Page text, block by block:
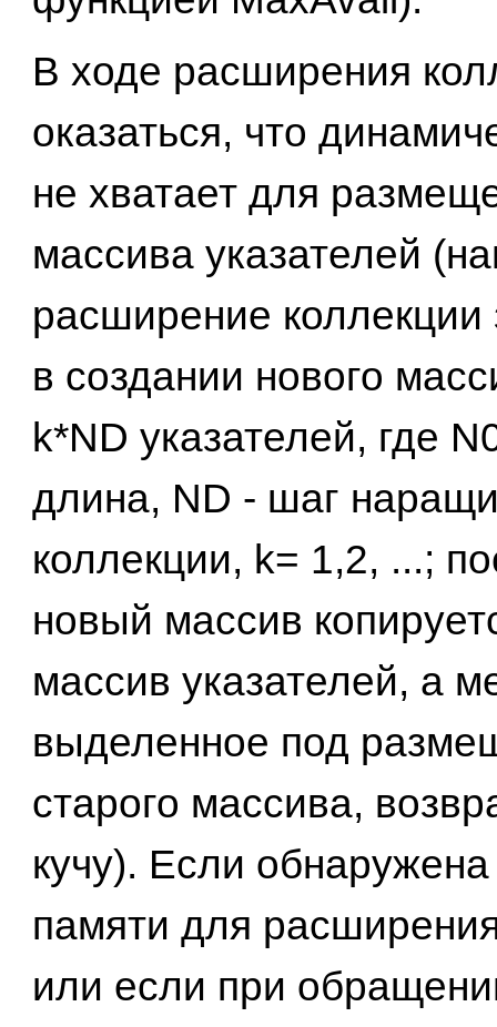
В ходе расширения
оказаться, что
не хватает для
массива указателей
расширение коллекции
в создании нового
k*ND указателей, где
длина, ND - шаг
коллекции, k= 1,2, ...;
новый массив
массив указателей, а
выделенное под
старого массива,
кучу). Если обнаружена
памяти для
или если при